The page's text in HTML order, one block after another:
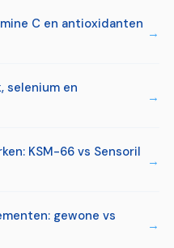
C en antioxidanten
selenium en
KSM-66 vs Sensoril
gewone vs